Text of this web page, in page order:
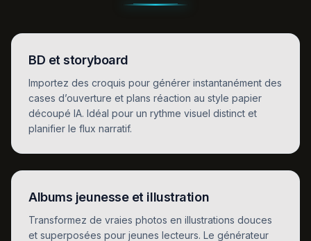
BD et storyboard
Importez des croquis pour générer instantanément des
cases d’ouverture et plans réaction au style papier
découpé IA. Idéal pour un rythme visuel distinct et
planifier le flux narratif.
Albums jeunesse et illustration
Transformez de vraies photos en illustrations douces
et superposées pour jeunes lecteurs. Le générateur